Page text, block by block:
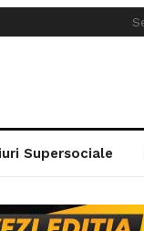
Supersociale